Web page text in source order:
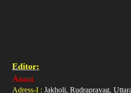
Editor:
Anant
Adress-I : Jakholi, Rudraprayag.